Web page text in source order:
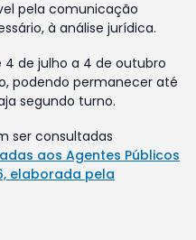
pela comunicação
à análise jurídica.
4 de julho a 4 de outubro
podendo permanecer até
segundo turno.
ser consultadas
aos Agentes Públicos
elaborada pela